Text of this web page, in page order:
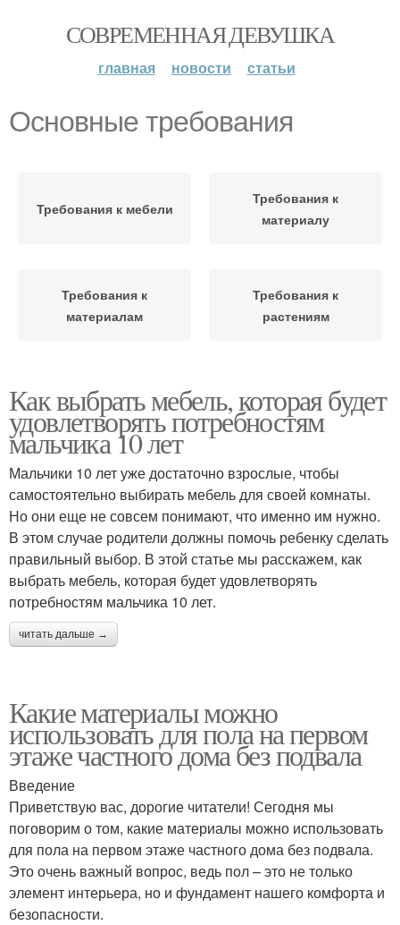
СОВРЕМЕННАЯ ДЕВУШКА
главная новости статьи
Основные требования
Требования к мебели
Требования к
материалу
Требования к
материалам
Требования к
растениям
Как выбрать мебель, которая будет
удовлетворять потребностям
мальчика 10 лет
Мальчики 10 лет уже достаточно взрослые, чтобы
самостоятельно выбирать мебель для своей комнаты.
Но они еще не совсем понимают, что именно им нужно.
В этом случае родители должны помочь ребенку сделать
правильный выбор. В этой статье мы расскажем, как
выбрать мебель, которая будет удовлетворять
потребностям мальчика 10 лет.
читать дальше →
Какие материалы можно
использовать для пола на первом
этаже частного дома без подвала
Введение
Приветствую вас, дорогие читатели! Сегодня мы
поговорим о том, какие материалы можно использовать
для пола на первом этаже частного дома без подвала.
Это очень важный вопрос, ведь пол – это не только
элемент интерьера, но и фундамент нашего комфорта и
безопасности.